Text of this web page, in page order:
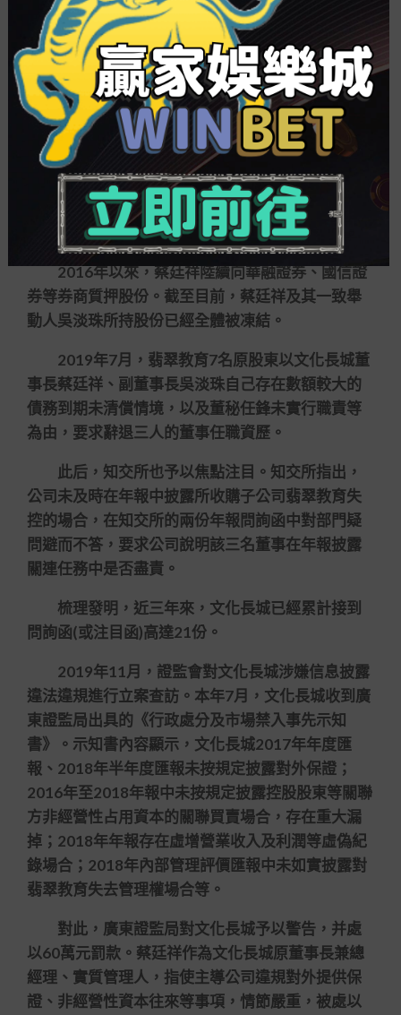
及關連財政資料。對于失控來由，兩方各執一詞，
相互責備。
2018年，文化長城巨虧167億元，年審管帳師
事情所給出了無法表明觀點的審計匯報。2019年、
2020年，文化長城持續吃虧，並且年報被年審管帳
師事情所出具了保存觀點。
三年收21份監管函件
跨界失敗，引爆了文化長城的危機。
2016年以來，蔡廷祥陸續向華融證券、國信證
券等券商質押股份。截至目前，蔡廷祥及其一致舉
動人吳淡珠所持股份已經全體被凍結。
2019年7月，翡翠教育7名原股東以文化長城董
事長蔡廷祥、副董事長吳淡珠自己存在數額較大的
債務到期未清償情境，以及董秘任鋒未實行職責等
為由，要求辭退三人的董事任職資歷。
此后，知交所也予以焦點注目。知交所指出，
公司未及時在年報中披露所收購子公司翡翠教育失
控的場合，在知交所的兩份年報問詢函中對部門疑
問避而不答，要求公司說明該三名董事在年報披露
關連任務中是否盡責。
梳理發明，近三年來，文化長城已經累計接到
問詢函(或注目函)高達21份。
2019年11月，證監會對文化長城涉嫌信息披露
違法違規進行立案查訪。本年7月，文化長城收到廣
東證監局出具的《行政處分及市場禁入事先示知
書》。示知書內容顯示，文化長城2017年年度匯
報、2018年半年度匯報未按規定披露對外保證；
2016年至2018年報中未按規定披露控股股東等關聯
方非經營性占用資本的關聯買賣場合，存在重大漏
掉；2018年年報存在虛增營業收入及利潤等虛偽紀
錄場合；2018年內部管理評價匯報中未如實披露對
翡翠教育失去管理權場合等。
對此，廣東證監局對文化長城予以警告，并處
以60萬元罰款。蔡廷祥作為文化長城原董事長兼總
經理、實質管理人，指使主導公司違規對外提供保
證、非經營性資本往來等事項，情節嚴重，被處以